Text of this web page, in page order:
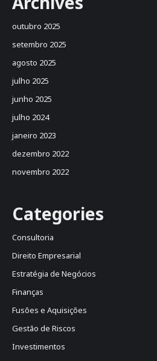
outubro 2025
setembro 2025
agosto 2025
julho 2025
junho 2025
julho 2024
janeiro 2023
dezembro 2022
novembro 2022
Categories
Consultoria
Direito Empresarial
Estratégia de Negócios
Finanças
Fusões e Aquisições
Gestão de Riscos
Investimentos